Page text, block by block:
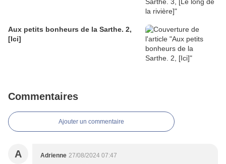
Aux petits bonheurs de la Sarthe. 2,
[Ici]
Commentaires
Ajouter un commentaire
A Adrienne 27/08/2024 07:47